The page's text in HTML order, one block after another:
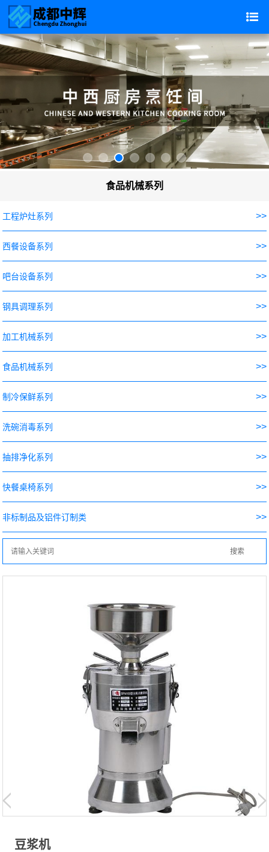
食品机械系列
工程炉灶系列 >>
西餐设备系列 >>
吧台设备系列 >>
钢具调理系列 >>
加工机械系列 >>
食品机械系列 >>
制冷保鲜系列 >>
洗碗消毒系列 >>
抽排净化系列 >>
快餐桌椅系列 >>
非标制品及铝件订制类 >>
豆浆机